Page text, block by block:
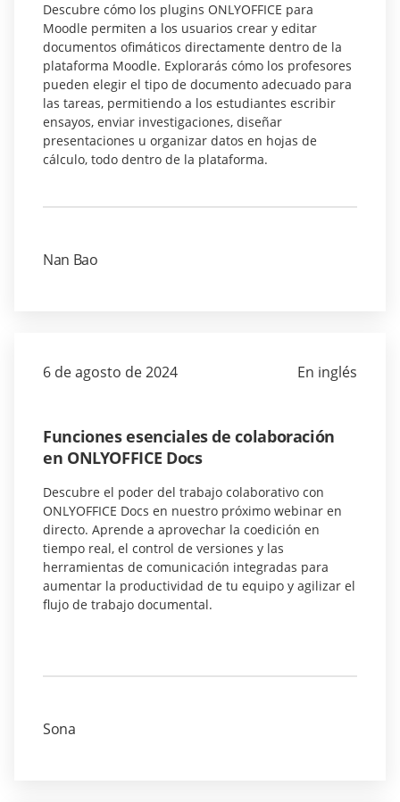
Descubre cómo los plugins ONLYOFFICE para
Moodle permiten a los usuarios crear y editar
documentos ofimáticos directamente dentro de la
plataforma Moodle. Explorarás cómo los profesores
pueden elegir el tipo de documento adecuado para
las tareas, permitiendo a los estudiantes escribir
ensayos, enviar investigaciones, diseñar
presentaciones u organizar datos en hojas de
cálculo, todo dentro de la plataforma.
Nan Bao
6 de agosto de 2024 En inglés
Funciones esenciales de colaboración
en ONLYOFFICE Docs
Descubre el poder del trabajo colaborativo con
ONLYOFFICE Docs en nuestro próximo webinar en
directo. Aprende a aprovechar la coedición en
tiempo real, el control de versiones y las
herramientas de comunicación integradas para
aumentar la productividad de tu equipo y agilizar el
flujo de trabajo documental.
Sona